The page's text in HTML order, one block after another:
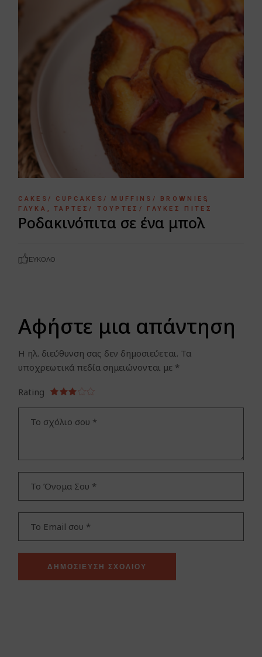
CAKES/ CUPCAKES/ MUFFINS/ BROWNIES
ΓΛΥΚΆ
ΤΆΡΤΕΣ/ ΤΟΎΡΤΕΣ/ ΓΛΥΚΈΣ ΠΊΤΕΣ
Ροδακινόπιτα σε ένα μπολ
ΕΎΚΟΛΟ
Αφήστε μια απάντηση
Η ηλ. διεύθυνση σας δεν δημοσιεύεται. Τα
υποχρεωτικά πεδία σημειώνονται με *
Rating
ΔΗΜΟΣΊΕΥΣΗ ΣΧΟΛΊΟΥ